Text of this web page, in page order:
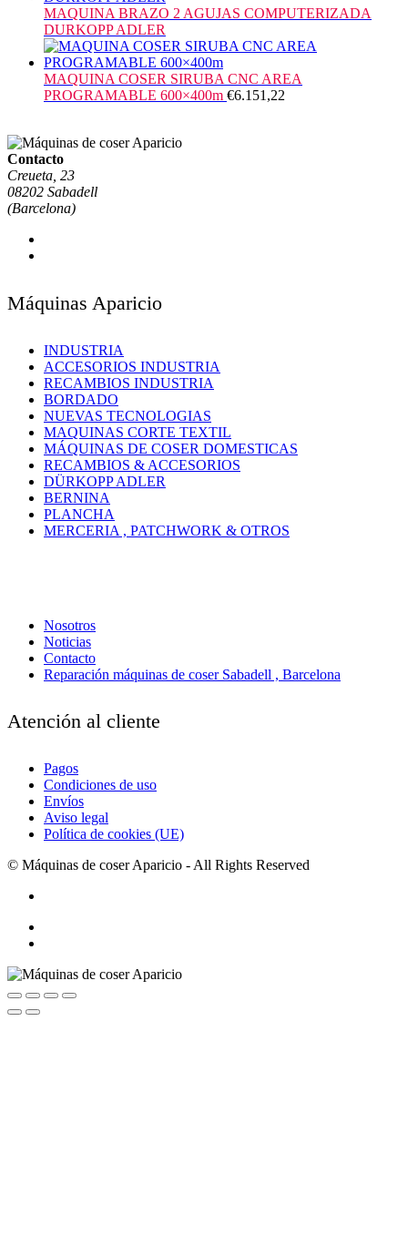
MAQUINA BRAZO 2 AGUJAS COMPUTERIZADA
DURKOPP ADLER
MAQUINA COSER SIRUBA CNC AREA
PROGRAMABLE 600×400m €6.151,22
Contacto
Creueta, 23
08202 Sabadell
(Barcelona)
Máquinas Aparicio
INDUSTRIA
ACCESORIOS INDUSTRIA
RECAMBIOS INDUSTRIA
BORDADO
NUEVAS TECNOLOGIAS
MAQUINAS CORTE TEXTIL
MÁQUINAS DE COSER DOMESTICAS
RECAMBIOS & ACCESORIOS
DÜRKOPP ADLER
BERNINA
PLANCHA
MERCERIA , PATCHWORK & OTROS
Nosotros
Noticias
Contacto
Reparación máquinas de coser Sabadell , Barcelona
Atención al cliente
Pagos
Condiciones de uso
Envíos
Aviso legal
Política de cookies (UE)
© Máquinas de coser Aparicio - All Rights Reserved